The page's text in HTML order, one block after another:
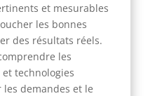
et mesurables
les bonnes
des résultats réels.
les
technologies
demandes et le